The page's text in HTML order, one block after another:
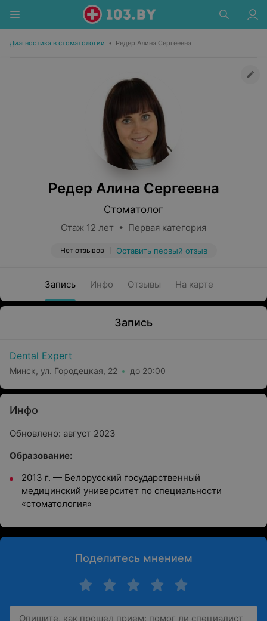
Диагностика в стоматологии • Редер Алина Сергеевна
Редер Алина Сергеевна
Стоматолог
Стаж 12 лет • Первая категория
Нет отзывов Оставить первый отзыв
Запись Инфо Отзывы На карте
Запись
Dental Expert
Минск, ул. Городецкая, 22 до 20:00
Инфо
Обновлено: август 2023
Образование:
2013 г. — Белорусский государственный
медицинский университет по специальности
«стоматология»
Поделитесь мнением